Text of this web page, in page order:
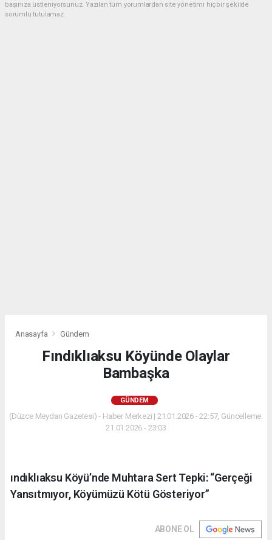
başınıza üstleniyorsunuz. Yazılan tüm yorumlardan site yönetimi hiçbir şekilde
sorumlu tutulamaz.
Anasayfa Gündem
Fındıklıaksu Köyünde Olaylar
Bambaşka
GÜNDEM
(Düzce Meydan Gazetesi) - Haber Merkezi | 21.01.2026 - 22:57, Güncelleme:
21.01.2026 - 23:03
ındıklıaksu Köyü’nde Muhtara Sert Tepki: “Gerçeği
Yansıtmıyor, Köyümüzü Kötü Gösteriyor”
ABONE OL